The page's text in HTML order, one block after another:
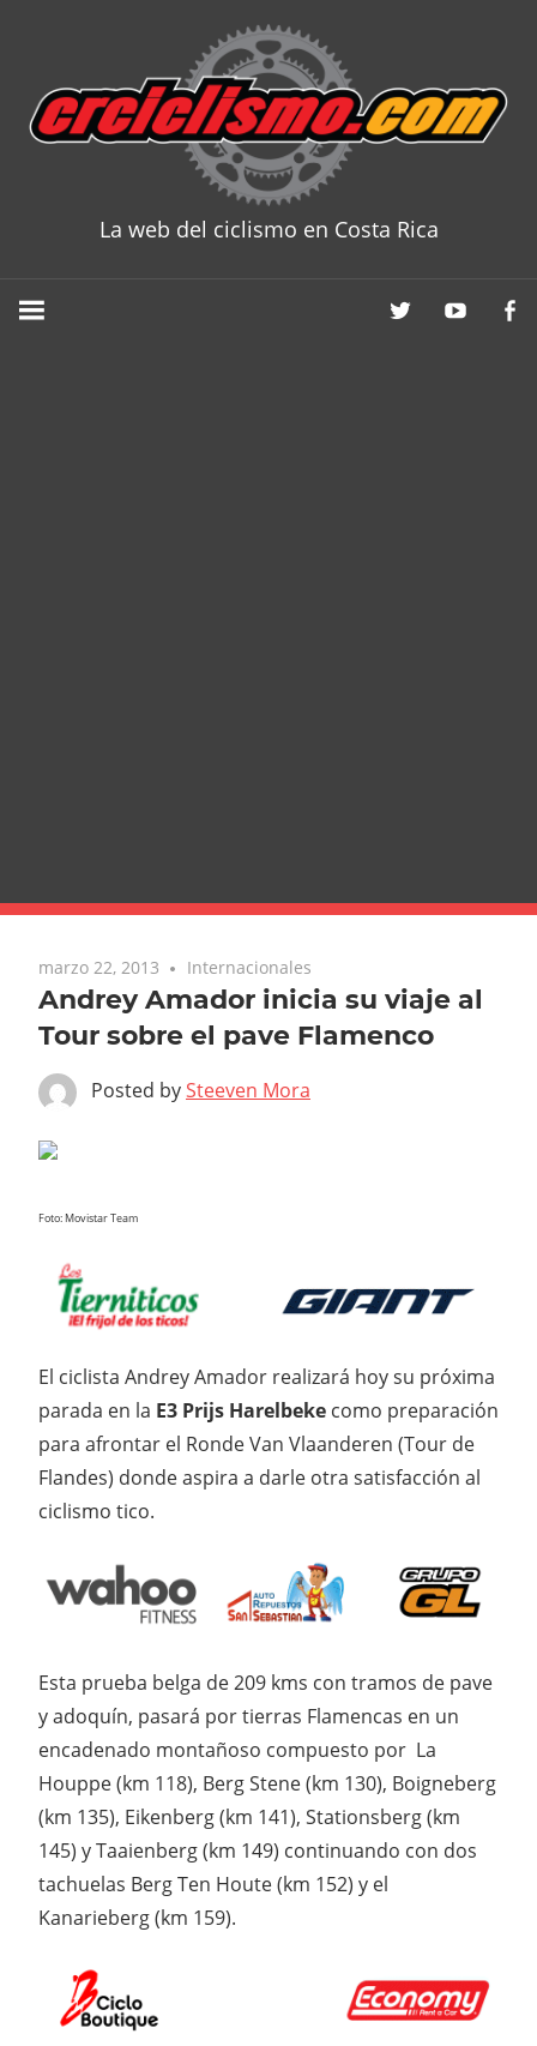
content
La web del ciclismo en Costa Rica
marzo 22, 2013 Internacionales
Andrey Amador inicia su viaje al
Tour sobre el pave Flamenco
Posted bySteeven Mora
Foto: Movistar Team
El ciclista Andrey Amador realizará hoy su próxima
parada en la E3 Prijs Harelbeke como preparación
para afrontar el Ronde Van Vlaanderen (Tour de
Flandes) donde aspira a darle otra satisfacción al
ciclismo tico.
Esta prueba belga de 209 kms con tramos de pave
y adoquín, pasará por tierras Flamencas en un
encadenado montañoso compuesto por La
Houppe (km 118), Berg Stene (km 130), Boigneberg
(km 135), Eikenberg (km 141), Stationsberg (km
145) y Taaienberg (km 149) continuando con dos
tachuelas Berg Ten Houte (km 152) y el
Kanarieberg (km 159).